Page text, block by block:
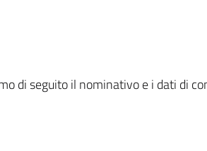
di seguito il nominativo e i dati di